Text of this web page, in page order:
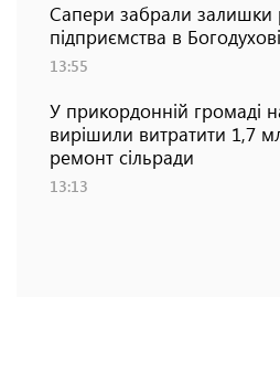
Сапери забрали залишки
підприємства в Богодухові
13:55
У прикордонній громаді
вирішили витратити 1,7
ремонт сільради
13:13